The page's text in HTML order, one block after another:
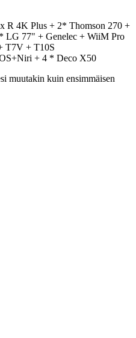
R 4K Plus + 2* Thomson 270 +
LG 77" + Genelec + WiiM Pro
T7V + T10S
+ 4 * Deco X50
muutakin kuin ensimmäisen